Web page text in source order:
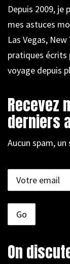
Depuis 2009, je
mes astuces
Las Vegas,
pratiques écrits
voyage depuis
Recevez
derniers
Aucun spam,
On